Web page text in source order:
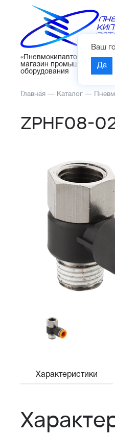
«Пневмокипавтоматика» –
магазин промышленного
оборудования
Ваш
Да
Главная — Каталог —
ZPHF08-
Характеристики